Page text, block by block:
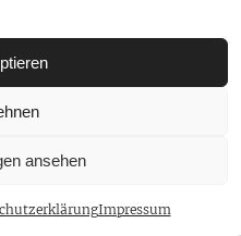
ansehen
Impressum